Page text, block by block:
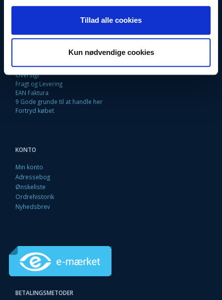
Tillad alle cookies
Kun nødvendige cookies
INFORMATIONER
Kontakt os
Betingelser & Vilkår
Loyalitetsrabat. Rabat til faste kunder
Returneringsformular
Oversigt
Fragt og Levering
EAN Faktura
9 Gode grunde til at handle her
Fortryd købet
KONTO
Min konto
Adressebog
Ønskeliste
Ordrehistorik
Nyhedsbrev
BETALINGSMETODER